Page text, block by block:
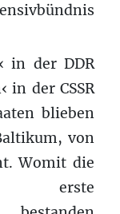
in der DDR
in der CSSR
blieben
von
Womit die
erste